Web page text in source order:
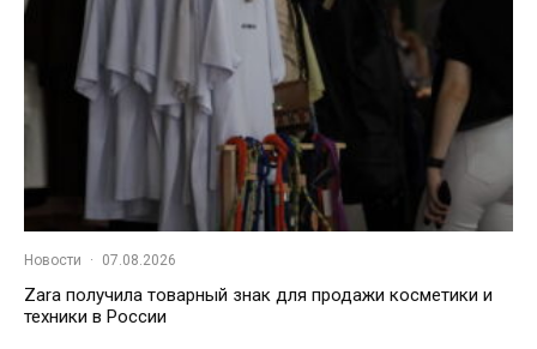
Новости · 07.08.2026
Zara получила товарный знак для продажи косметики и
техники в России